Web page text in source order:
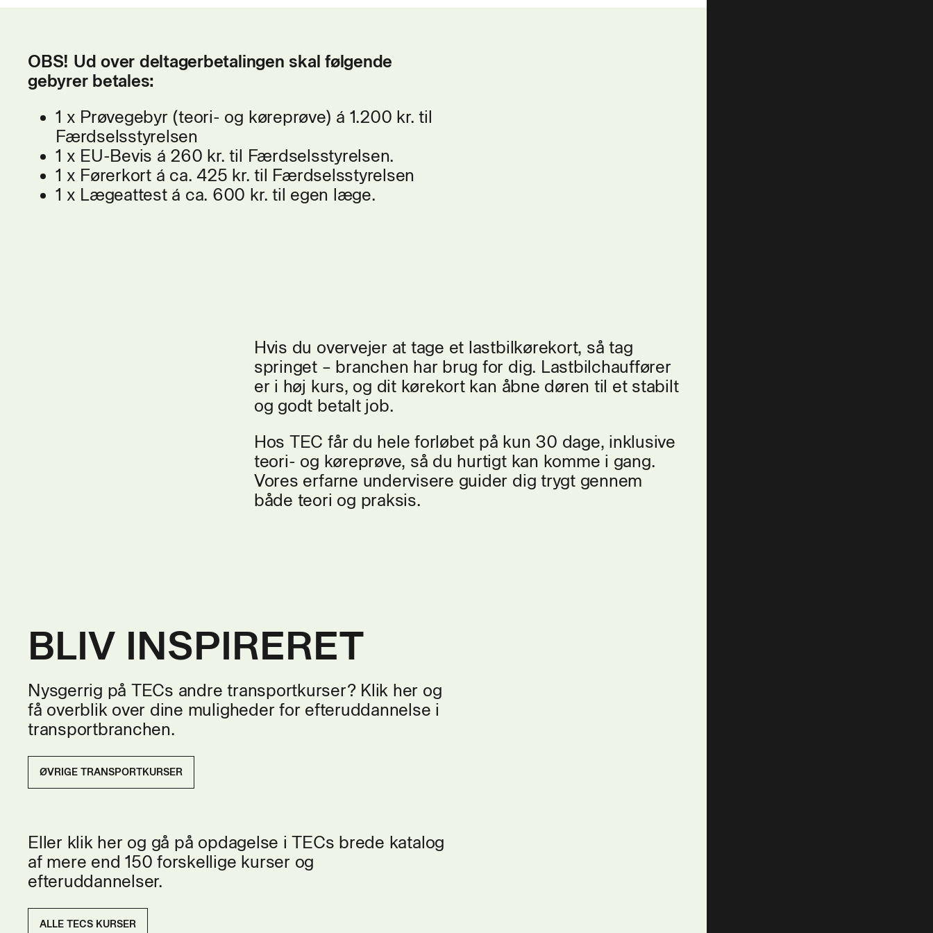
OBS! Ud over deltagerbetalingen skal følgende
gebyrer betales:
1 x Prøvegebyr (teori- og køreprøve) á 1.200 kr. til
Færdselsstyrelsen
1 x EU-Bevis á 260 kr. til Færdselsstyrelsen.
1 x Førerkort á ca. 425 kr. til Færdselsstyrelsen
1 x Lægeattest á ca. 600 kr. til egen læge.
Hvis du overvejer at tage et lastbilkørekort, så tag
springet – branchen har brug for dig. Lastbilchauffører
er i høj kurs, og dit kørekort kan åbne døren til et stabilt
og godt betalt job.
Hos TEC får du hele forløbet på kun 30 dage, inklusive
teori- og køreprøve, så du hurtigt kan komme i gang.
Vores erfarne undervisere guider dig trygt gennem
både teori og praksis.
BLIV INSPIRERET
Nysgerrig på TECs andre transportkurser? Klik her og
få overblik over dine muligheder for efteruddannelse i
transportbranchen.
ØVRIGE TRANSPORTKURSER
Eller klik her og gå på opdagelse i TECs brede katalog
af mere end 150 forskellige kurser og
efteruddannelser.
ALLE TECS KURSER